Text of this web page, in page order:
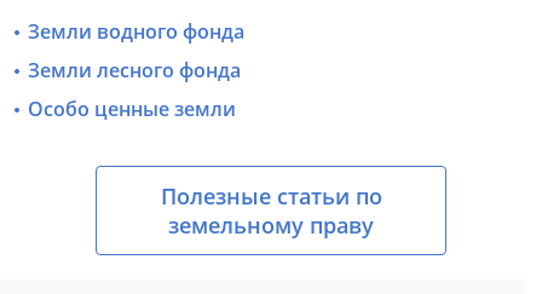
Земли водного фонда
Земли лесного фонда
Особо ценные земли
Полезные статьи по
земельному праву